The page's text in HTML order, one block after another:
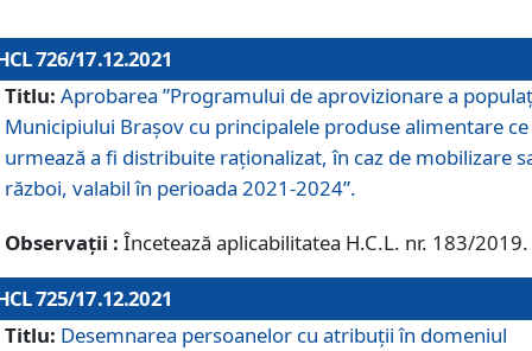
726/17.12.2021
Titlu: Aprobarea ”Programului de aprovizionare a
Municipiului Braşov cu principalele produse alimentare ce
urmează a fi distribuite raționalizat, în caz de mobilizare
război, valabil în perioada 2021-2024”.
Observații : Încetează aplicabilitatea H.C.L. nr. 183/2019.
725/17.12.2021
Titlu: Desemnarea persoanelor cu atribuții în domeniul